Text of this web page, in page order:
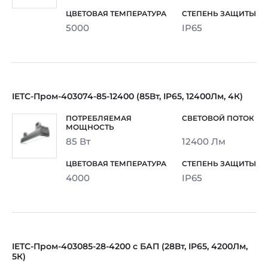
5000 IP65
IETC-Пром-403074-85-12400 (85Вт, IP65, 12400Лм, 4К)
85 Вт 12400 Лм
4000 IP65
IETC-Пром-403085-28-4200 с БАП (28Вт, IP65, 4200Лм,
5К)